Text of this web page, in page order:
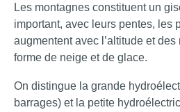
Les montagnes constituent un
important, avec leurs pentes, les
augmentent avec l’altitude et des
forme de neige et de glace.
On distingue la grande
barrages) et la petite